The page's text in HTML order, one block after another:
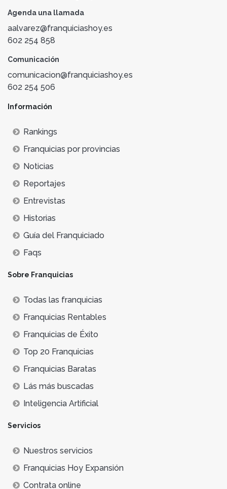
Agenda una llamada
aalvarez@franquiciashoy.es
602 254 858
Comunicación
comunicacion@franquiciashoy.es
602 254 506
Información
Rankings
Franquicias por provincias
Noticias
Reportajes
Entrevistas
Historias
Guía del Franquiciado
Faqs
Sobre Franquicias
Todas las franquicias
Franquicias Rentables
Franquicias de Éxito
Top 20 Franquicias
Franquicias Baratas
Lás más buscadas
Inteligencia Artificial
Servicios
Nuestros servicios
Franquicias Hoy Expansión
Contrata online